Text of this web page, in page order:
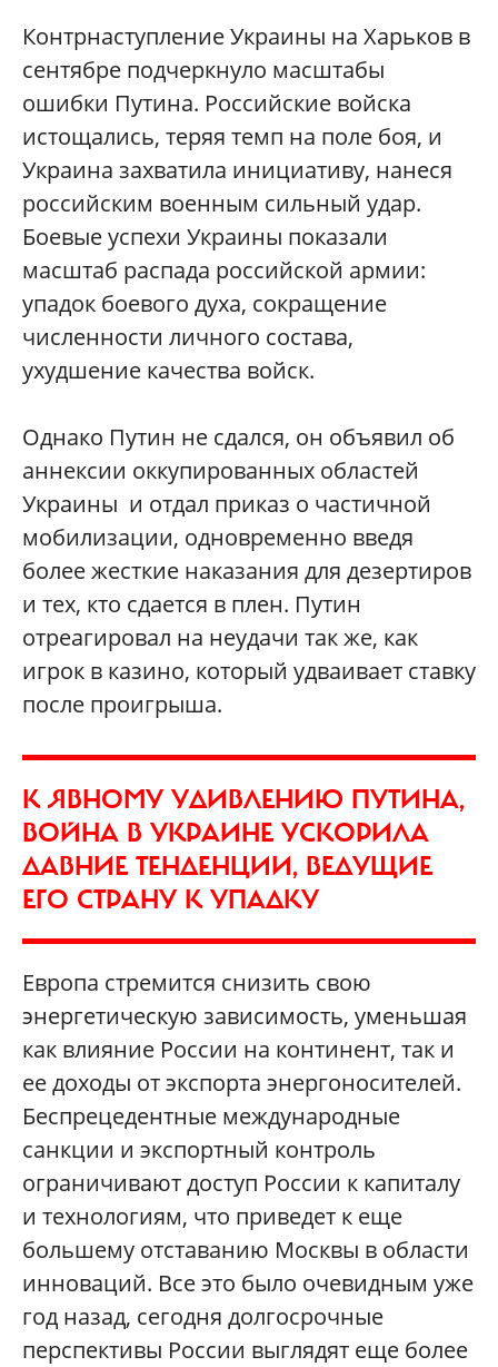
Контрнаступление Украины на Харьков в
сентябре подчеркнуло масштабы
ошибки Путина. Российские войска
истощались, теряя темп на поле боя, и
Украина захватила инициативу, нанеся
российским военным сильный удар.
Боевые успехи Украины показали
масштаб распада российской армии:
упадок боевого духа, сокращение
численности личного состава,
ухудшение качества войск.
Однако Путин не сдался, он объявил об
аннексии оккупированных областей
Украины и отдал приказ о частичной
мобилизации, одновременно введя
более жесткие наказания для дезертиров
и тех, кто сдается в плен. Путин
отреагировал на неудачи так же, как
игрок в казино, который удваивает ставку
после проигрыша.
К ЯВНОМУ УДИВЛЕНИЮ ПУТИНА,
ВОЙНА В УКРАИНЕ УСКОРИЛА
ДАВНИЕ ТЕНДЕНЦИИ, ВЕДУЩИЕ
ЕГО СТРАНУ К УПАДКУ
Европа стремится снизить свою
энергетическую зависимость, уменьшая
как влияние России на континент, так и
ее доходы от экспорта энергоносителей.
Беспрецедентные международные
санкции и экспортный контроль
ограничивают доступ России к капиталу
и технологиям, что приведет к еще
большему отставанию Москвы в области
инноваций. Все это было очевидным уже
год назад, сегодня долгосрочные
перспективы России выглядят еще более